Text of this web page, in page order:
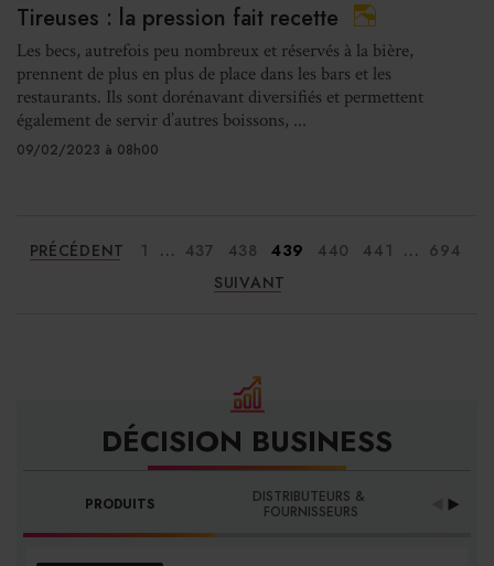
Tireuses : la pression fait recette
Les becs, autrefois peu nombreux et réservés à la bière,
prennent de plus en plus de place dans les bars et les
restaurants. Ils sont dorénavant diversifiés et permettent
également de servir d’autres boissons, ...
09/02/2023 à 08h00
PRÉCÉDENT 1 ... 437 438 439 440 441 ... 694
SUIVANT
DÉCISION BUSINESS
PRODUITS DISTRIBUTEURS &
FOURNISSEURS